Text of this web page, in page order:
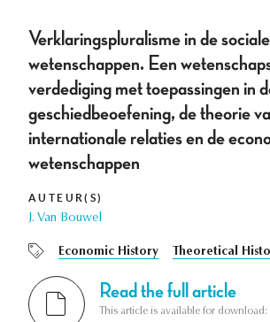
Verklaringspluralisme in de sociale
wetenschappen. Een
verdediging met toepassingen in
geschiedbeoefening, de theorie
internationale relaties en de
wetenschappen
AUTEUR(S)
J. Van Bouwel
Economic History Theoretical
Read the full article
This article is available for download: